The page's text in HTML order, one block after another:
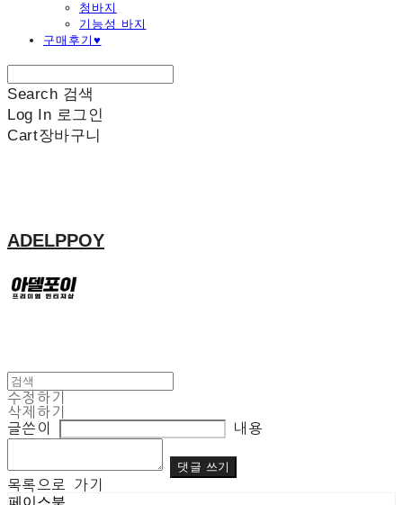
청바지
기능성 바지
구매후기♥
Search 검색
Log In 로그인
Cart장바구니
ADELPPOY
수정하기
삭제하기
글쓴이
내용
댓글 쓰기
목록으로 가기
페이스북